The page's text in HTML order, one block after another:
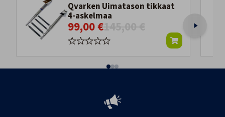
Qvarken Uimatason tikkaat
4-askelmaa
99,00 €145,00 €